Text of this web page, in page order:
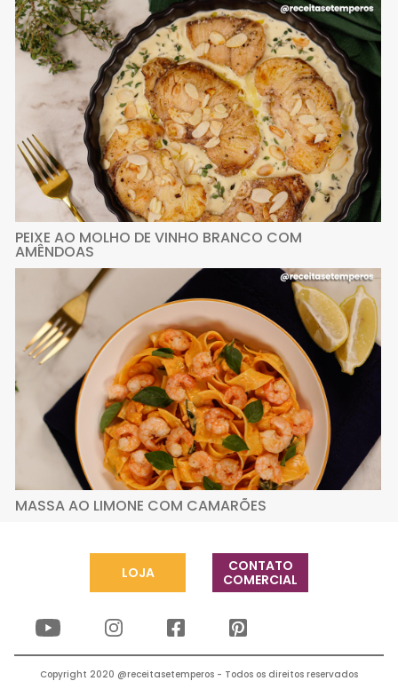
PEIXE AO MOLHO DE VINHO BRANCO COM
AMÊNDOAS
MASSA AO LIMONE COM CAMARÕES
LOJA
CONTATO
COMERCIAL
Copyright 2020 @receitasetemperos - Todos os direitos reservados